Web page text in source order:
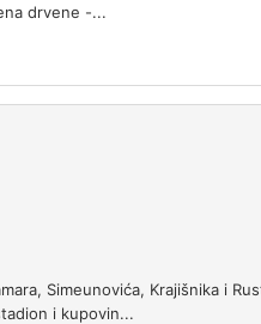
drvene -...
Simeunovića, Krajišnika i
i kupovin...